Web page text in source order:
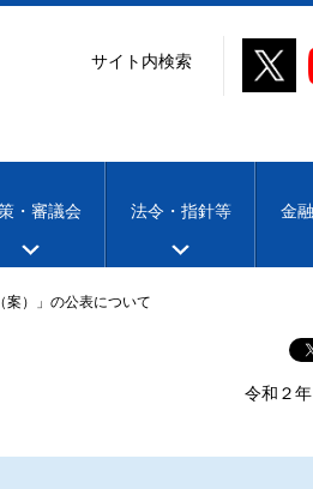
サイト内検索
・審議会 法令・指針等 金
案）」の公表について
令和２